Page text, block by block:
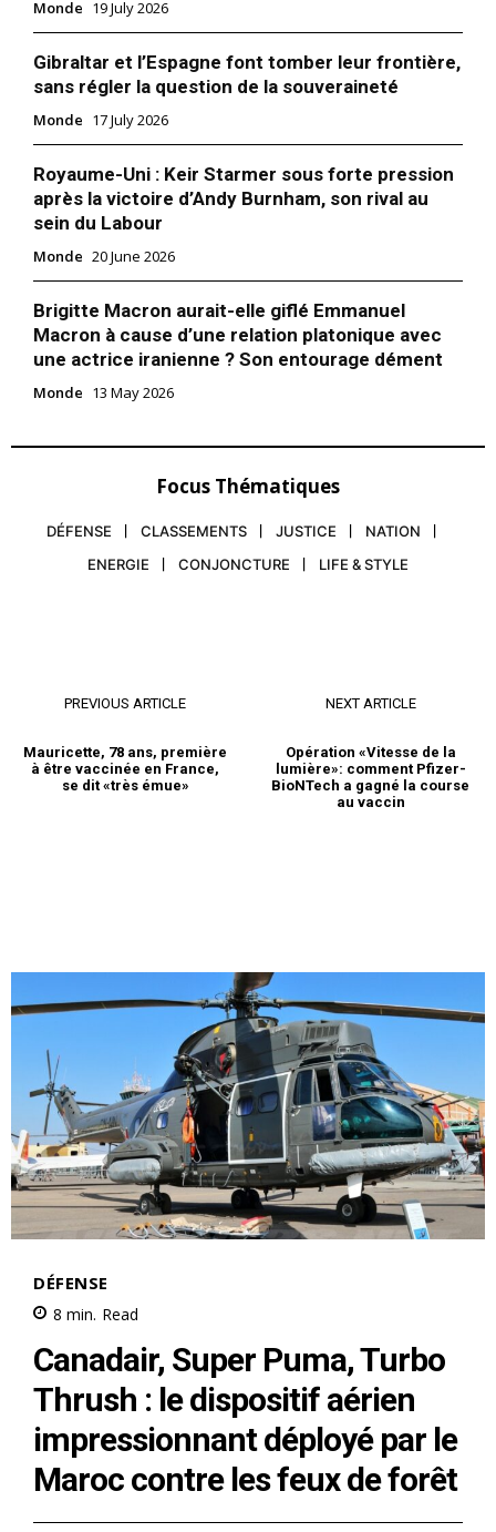
Nous contacter
Formules d’abonnement
Mon compte
Related
UE / Royaume-Uni, divorce
acté
L’Union européenne et le
sur leurs futures relations
commerciales à seulement
une semaine du Brexit
perspective d’un divorce
européenne né sur les ruines
24 December 2020
Ursula von der Leyen : «C’est
La présidente de la
Commission européenne,
Ursula von der Leyen, a
pire récession de son histoire,
rassurante en fixant de…
britanniques rejettent le «Soft
Deal» pour la seconde fois
12 March 2019
In "Europe"
Monde 19 July 2026
Gibraltar et l’Espagne font tomber leur frontière,
sans régler la question de la souveraineté
Monde 17 July 2026
Royaume-Uni : Keir Starmer sous forte pression
après la victoire d’Andy Burnham, son rival au
sein du Labour
Monde 20 June 2026
Brigitte Macron aurait-elle giflé Emmanuel
Macron à cause d’une relation platonique avec
une actrice iranienne ? Son entourage dément
Monde 13 May 2026
Focus Thématiques
DÉFENSE CLASSEMENTS JUSTICE
NATION
ENERGIE
CONJONCTURE LIFE & STYLE
PREVIOUS ARTICLE
Mauricette, 78 ans, première
à être vaccinée en France,
se dit «très émue»
NEXT ARTICLE
Opération «Vitesse de la
lumière»: comment Pfizer-
BioNTech a gagné la course
au vaccin